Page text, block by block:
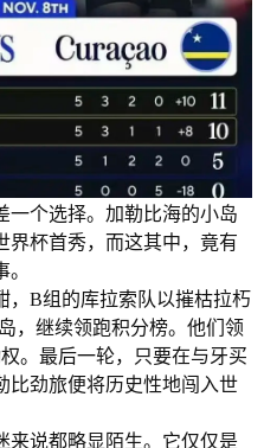
一个选择。加勒比海的小岛
界杯首秀，而这其中，竟有
，B组的库拉索队以摧枯拉朽
，继续领跑积分榜。他们领
。最后一轮，只要在与牙买
比劲旅便将历史性地闯入世
来说都略显陌生。它仅仅是